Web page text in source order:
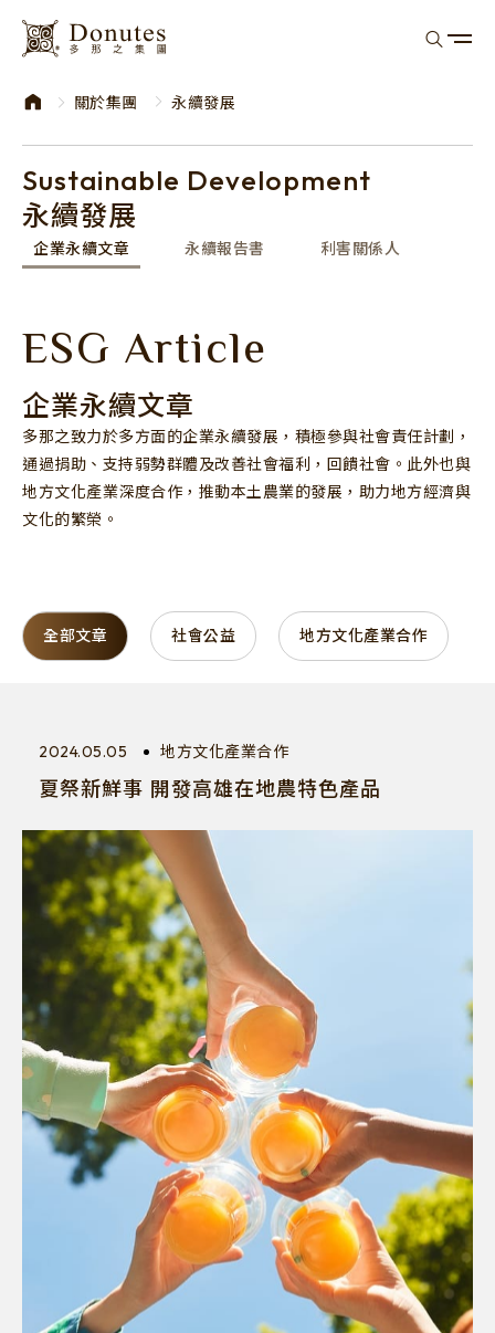
關於集團 永續發展
Sustainable Development
永續發展
企業永續文章 永續報告書 利害關係人
企業永續文章 永續報告書
利害關係人
ESG Article
企業永續文章
多那之致力於多方面的企業永續發展，積極參與社會責任計劃，
通過捐助、支持弱勢群體及改善社會福利，回饋社會。此外也與
地方文化產業深度合作，推動本土農業的發展，助力地方經濟與
文化的繁榮。
全部文章 社會公益 地方文化產業合作
地方文化產業合作
2024.05.05 地方文化產業合作
夏祭新鮮事 開發高雄在地農特色產品
永續發展
企業永續文章
利害關係人
投資人專區
財務資訊
公司治理
股東專區
DONUTES
CAFFAINA
MINI.D
聯絡我們
人才招募
Let’s be DONUTES
成為享點會員，享受更多餐點與優惠
加入會員